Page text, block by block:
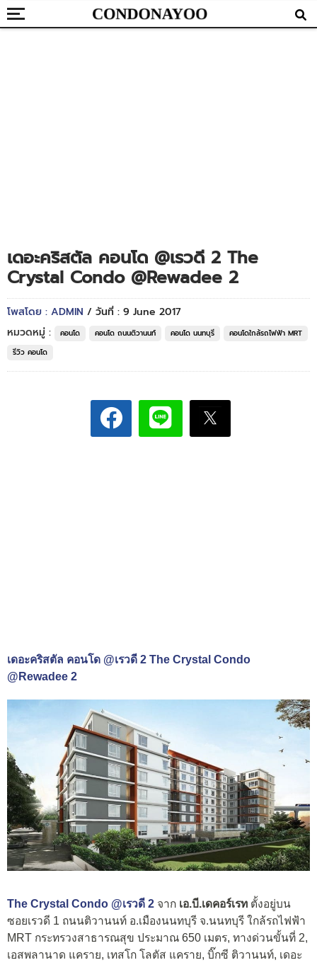
เดอะคริสตัล คอนโด @เรวดี 2 The
Crystal Condo @Rewadee 2
โพสโดย : ADMIN / วันที่ : 9 June 2017
หมวดหมู่ :
คอนโด คอนโด ถนนติวานนท์ คอนโด นนทบุรี
คอนโดใกล้รถไฟฟ้า MRT
รีวิว คอนโด
เดอะคริสตัล คอนโด @เรวดี 2 The Crystal Condo
@Rewadee 2
The Crystal Condo @เรวดี 2 จาก เอ.บี.เดคอร์เรท ตั้งอยู่บน
ซอยเรวดี 1 ถนนติวานนท์ อ.เมืองนนทบุรี จ.นนทบุรี ใกล้รถไฟฟ้า
MRT กระทรวงสาธารณสุข ประมาณ 650 เมตร, ทางด่วนขั้นที่ 2,
เอสพลานาด แคราย, เทสโก โลตัส แคราย, บิ๊กซี ติวานนท์, เดอะ